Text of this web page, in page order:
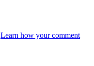
Learn how your comment